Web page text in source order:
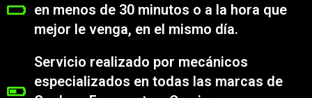
en menos de 30 minutos o a la hora que
mejor le venga, en el mismo día.
Servicio realizado por mecánicos
especializados en todas las marcas de